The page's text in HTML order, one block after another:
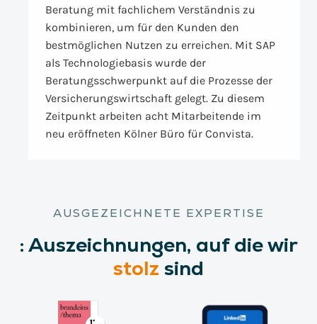
Beratung mit fachlichem Verständnis zu
kombinieren, um für den Kunden den
bestmöglichen Nutzen zu erreichen. Mit SAP
als Technologiebasis wurde der
Beratungsschwerpunkt auf die Prozesse der
Versicherungswirtschaft gelegt. Zu diesem
Zeitpunkt arbeiten acht Mitarbeitende im
neu eröffneten Kölner Büro für Convista.
AUSGEZEICHNETE EXPERTISE
:Auszeichnungen, auf die wir
stolz sind